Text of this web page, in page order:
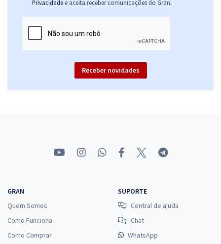
Privacidade e aceita receber comunicações do Gran.
Receber novidades
GRAN
Quem Somos
Como Funciona
Como Comprar
SUPORTE
Central de ajuda
Chat
WhatsApp